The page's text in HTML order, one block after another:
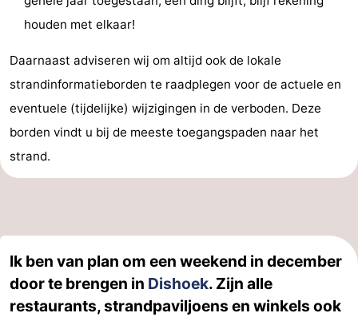
Zwin
houden met elkaar!
Daarnaast adviseren wij om altijd ook de lokale
strandinformatieborden te raadplegen voor de actuele en
eventuele (tijdelijke) wijzigingen in de verboden. Deze
borden vindt u bij de meeste toegangspaden naar het
strand.
Ik ben van plan om een weekend in december
door te brengen in Dishoek. Zijn alle
restaurants, strandpaviljoens en winkels ook